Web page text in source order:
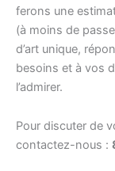
ferons une
(à moins de
d’art unique,
besoins et à vos
l’admirer.
Pour discuter de
contactez-nous :